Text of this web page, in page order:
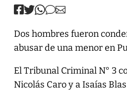
Dos hombres fueron
abusar de una menor en
El Tribunal Criminal N° 3
Nicolás Caro y a Isaías